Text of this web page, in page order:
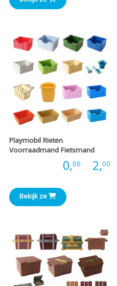
Playmobil Rieten
Voorraadmand Fietsmand
0,66 2,00
Bekijk ze